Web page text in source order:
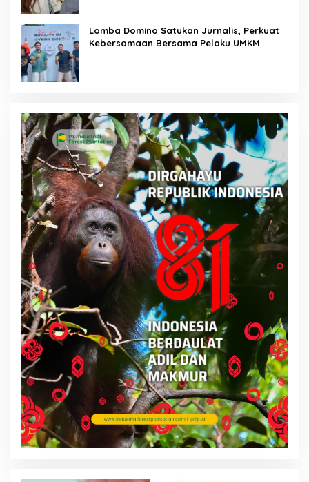
Lomba Domino Satukan Jurnalis, Perkuat
Kebersamaan Bersama Pelaku UMKM